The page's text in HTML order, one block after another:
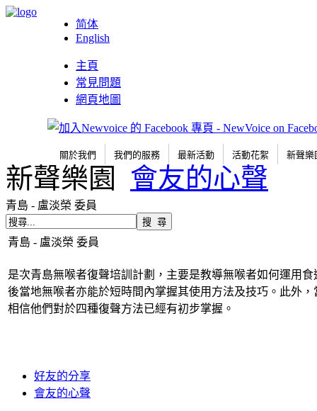
简体
English
主頁
常見問題
網頁地圖
關於我們 我們的服務 最新活動 活動花絮 新聲樂
新聲樂園 會友的心聲
青島 - 盧淡榮 委員
青島 - 盧淡榮 委員
是次青島無喉者復聲培訓計劃，主要是教導無喉者如何運用
後當地無喉者亦能於短時間內掌握其使用方法及技巧。此外
相信他們對於四種復聲方法已經有初步掌握。
好友的分享
會友的心聲